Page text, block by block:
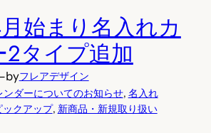
始まり名入れカ
2タイプ追加
byフレアデザイン
ンダーについてのお知らせ, 名入れ
クアップ, 新商品・新規取り扱い